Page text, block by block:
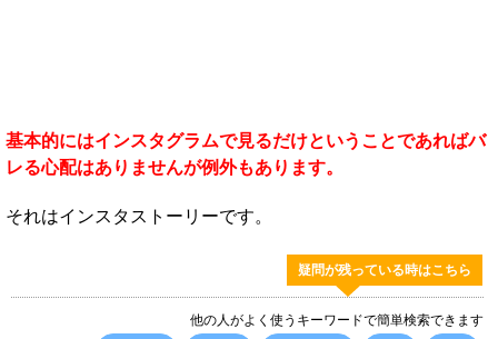
基本的にはインスタグラムで見るだけということであればバ
レる心配はありませんが例外もあります。
それはインスタストーリーです。
疑問が残っている時はこちら
他の人がよく使うキーワードで簡単検索できます